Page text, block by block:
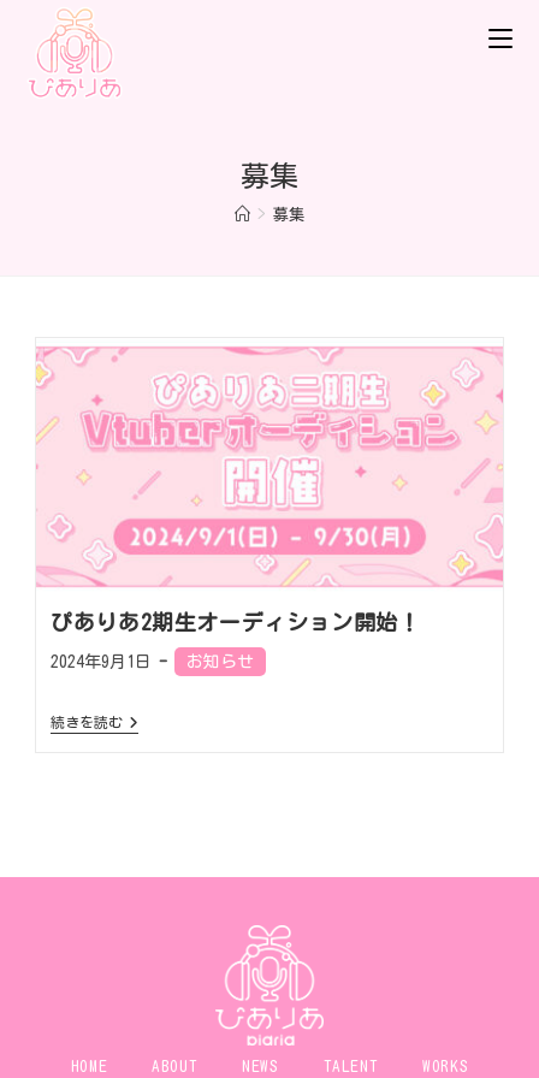
募集
> 募集
ぴありあ2期生オーディション開始！
2024年9月1日 お知らせ
続きを読む
HOME ABOUT NEWS TALENT WORKS